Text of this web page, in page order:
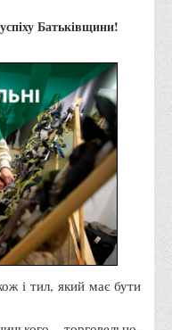
під час війни
організацій, які
насильство,
у Вінницькій області
правду про
Батьківщини!
і тил, який має бути